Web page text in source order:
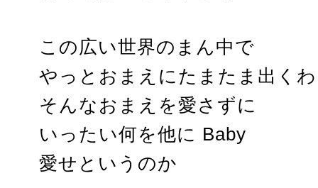
この広い世界のまん中で
やっとおまえにたまたま出く
そんなおまえを愛さずに
いったい何を他に Baby
愛せというのか